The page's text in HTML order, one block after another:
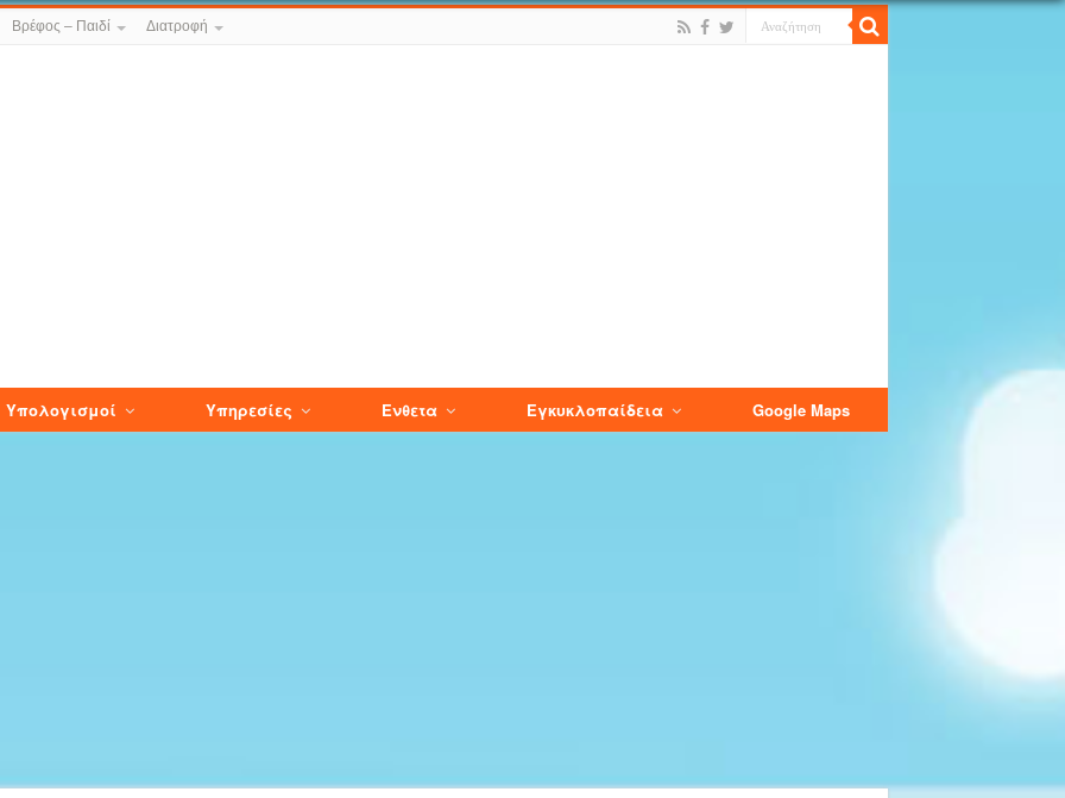
Βρέφος – Παιδί Διατροφή
Υπολογισμοί Υπηρεσίες Ενθετα Εγκυκλοπαίδεια Google Maps